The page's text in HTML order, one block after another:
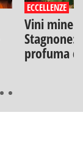
ECCELLENZE
Vini
Stagnone:
profuma